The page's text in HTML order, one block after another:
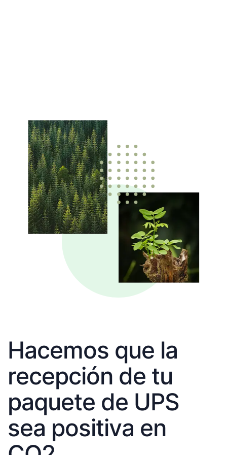
Hacemos que la
recepción de tu
paquete de UPS
sea positiva en